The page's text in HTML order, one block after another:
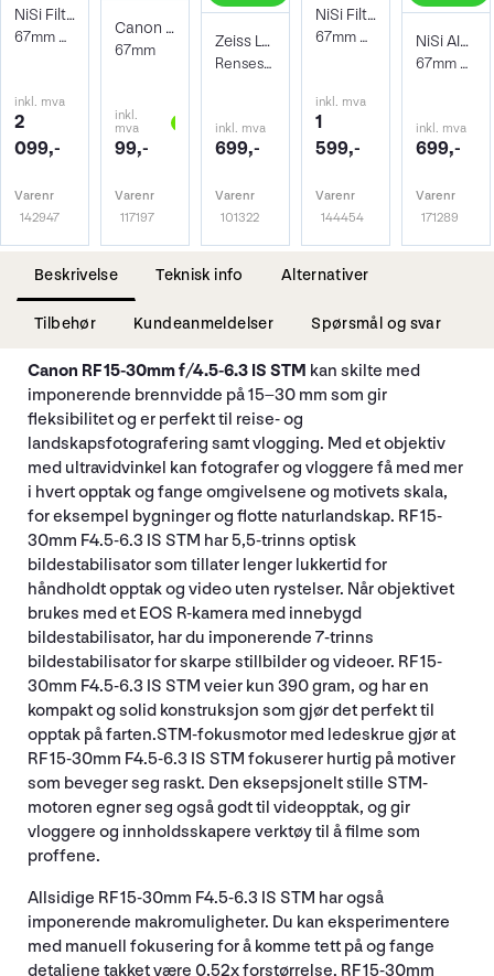
NiSi Filter ND-Vario 1-5 stops TrueColor
67mm Pro Nano 1-5stops Variable ND
inkl. mva
2
099,-
Varenr
142947
Canon Objektivdeksel E-67II
67mm
inkl.
mva
99,-
Varenr
117197
Zeiss Lens Cleaning Kit
Rensesett for objektiv og kamera
inkl. mva
699,-
Varenr
101322
NiSi Filter Circ Polarizer True Color 67
67mm Pro Nano Pola Filter
inkl. mva
1
599,-
Varenr
144454
NiSi AIR Protector Filter 67mm
67mm Beskyttelsesfilter
inkl. mva
699,-
Varenr
171289
Beskrivelse Teknisk info Alternativer
Tilbehør Kundeanmeldelser Spørsmål og svar
Canon RF 15-30mm f/4.5-6.3 IS STM kan skilte med
imponerende brennvidde på 15–30 mm som gir
fleksibilitet og er perfekt til reise- og
landskapsfotografering samt vlogging. Med et objektiv
med ultravidvinkel kan fotografer og vloggere få med mer
i hvert opptak og fange omgivelsene og motivets skala,
for eksempel bygninger og flotte naturlandskap. RF 15-
30mm F4.5-6.3 IS STM har 5,5-trinns optisk
bildestabilisator som tillater lenger lukkertid for
håndholdt opptak og video uten rystelser. Når objektivet
brukes med et EOS R-kamera med innebygd
bildestabilisator, har du imponerende 7-trinns
bildestabilisator for skarpe stillbilder og videoer. RF 15-
30mm F4.5-6.3 IS STM veier kun 390 gram, og har en
kompakt og solid konstruksjon som gjør det perfekt til
opptak på farten.STM-fokusmotor med ledeskrue gjør at
RF 15-30mm F4.5-6.3 IS STM fokuserer hurtig på motiver
som beveger seg raskt. Den eksepsjonelt stille STM-
motoren egner seg også godt til videopptak, og gir
vloggere og innholdsskapere verktøy til å filme som
proffene.
Allsidige RF 15-30mm F4.5-6.3 IS STM har også
imponerende makromuligheter. Du kan eksperimentere
med manuell fokusering for å komme tett på og fange
detaljene takket være 0,52x forstørrelse. RF 15-30mm